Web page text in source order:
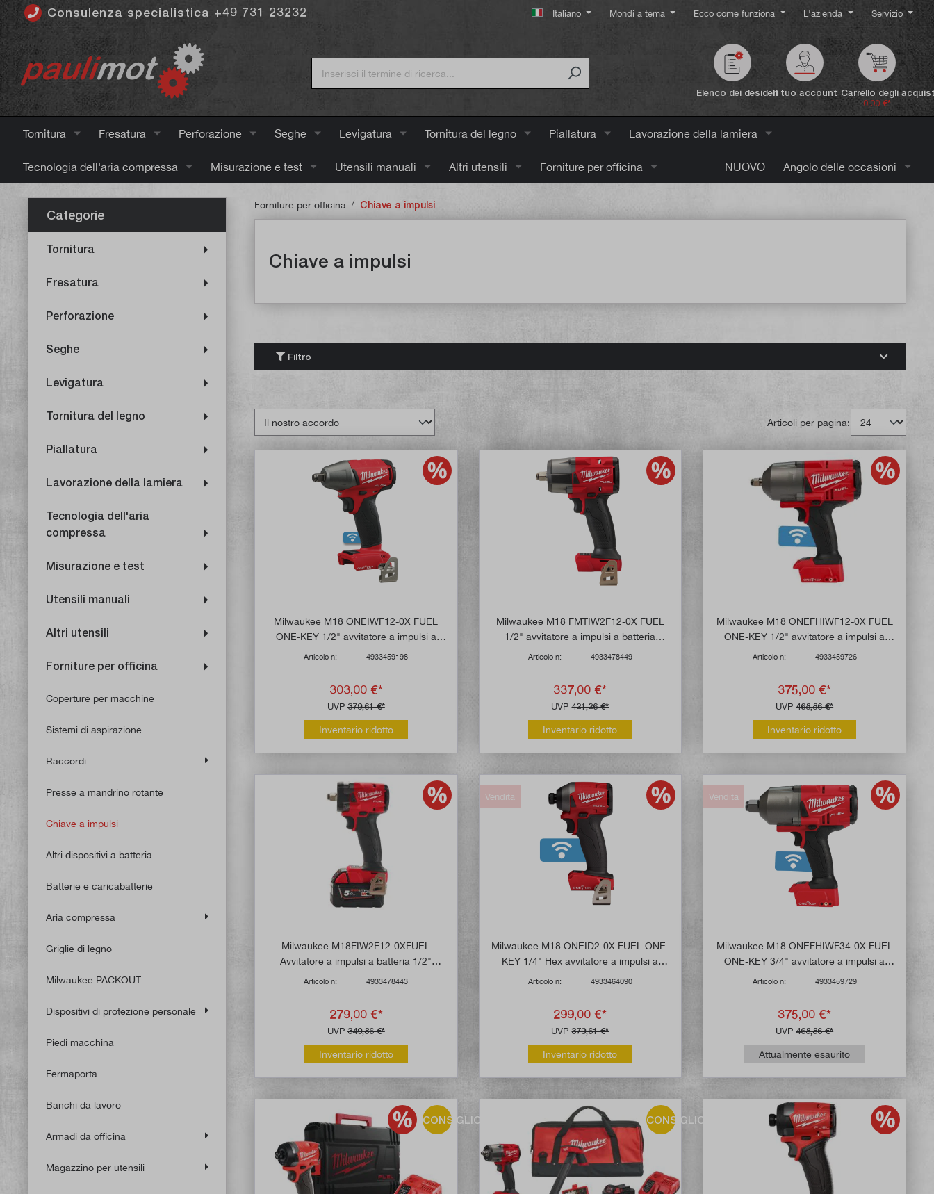
principale
Consulenza specialistica +49 731 23232 Italiano Mondi a tema Ecco come funziona L'azienda Servizio
Elenco dei desideriIl tuo account Carrello degli
0,00 €*
Tornitura Fresatura Perforazione Seghe Levigatura Tornitura del legno Piallatura Lavorazione della lamiera
Tecnologia dell'aria compressa Misurazione e test Utensili manuali Altri utensili Forniture per officina NUOVO Angolo delle occasioni
Categorie
Tornitura
Fresatura
Perforazione
Seghe
Levigatura
Tornitura del legno
Piallatura
Lavorazione della lamiera
Tecnologia dell'aria
compressa
Misurazione e test
Utensili manuali
Altri utensili
Forniture per officina
Coperture per macchine
Sistemi di aspirazione
Raccordi
Presse a mandrino rotante
Chiave a impulsi
Altri dispositivi a batteria
Batterie e caricabatterie
Aria compressa
Griglie di legno
Milwaukee PACKOUT
Dispositivi di protezione personale
Piedi macchina
Fermaporta
Banchi da lavoro
Armadi da officina
Magazzino per utensili
Forniture per officina / Chiave a impulsi
Chiave a impulsi
Filtro
Articoli per pagina:
Milwaukee M18 ONEIWF12-0X FUEL
ONE-KEY 1/2" avvitatore a impulsi a
batteria (senza batteria)
Articolo n: 4933459198
303,00 €*
UVP379,61 €*
Inventario ridotto
Milwaukee M18 FMTIW2F12-0X FUEL
1/2" avvitatore a impulsi a batteria
(senza batteria)
Articolo n: 4933478449
337,00 €*
UVP421,26 €*
Inventario ridotto
Milwaukee M18 ONEFHIWF12-0X FUEL
ONE-KEY 1/2" avvitatore a impulsi a
batteria (senza batteria)
Articolo n: 4933459726
375,00 €*
UVP468,86 €*
Inventario ridotto
Milwaukee M18FIW2F12-0XFUEL
Avvitatore a impulsi a batteria 1/2"
attacco quadro ad anello elastico (senza
Articolo n: 4933478443
279,00 €*
UVP349,86 €*
Inventario ridotto
Vendita
Milwaukee M18 ONEID2-0X FUEL ONE-
KEY 1/4" Hex avvitatore a impulsi a
batteria (senza batteria)
Articolo n: 4933464090
299,00 €*
UVP379,61 €*
Inventario ridotto
Vendita
Milwaukee M18 ONEFHIWF34-0X FUEL
ONE-KEY 3/4" avvitatore a impulsi a
batteria (senza batteria)
Articolo n: 4933459729
375,00 €*
UVP468,86 €*
Attualmente esaurito
CONSIGLIO! CONSIGLIO!